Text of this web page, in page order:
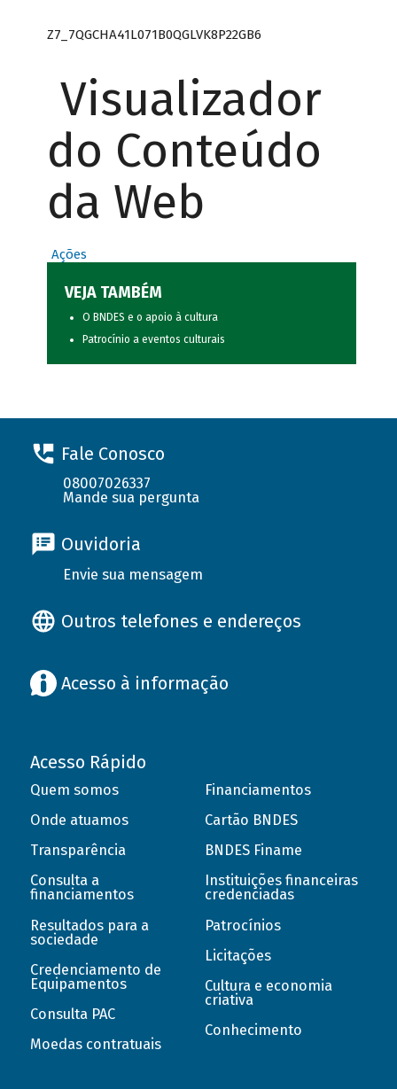
Z7_7QGCHA41L071B0QGLVK8P22GB6
Visualizador
do Conteúdo
da Web
Ações
VEJA TAMBÉM
O BNDES e o apoio à cultura
Patrocínio a eventos culturais
Fale Conosco
08007026337
Mande sua pergunta
Ouvidoria
Envie sua mensagem
Outros telefones e endereços
Acesso à informação
Acesso Rápido
Quem somos
Onde atuamos
Transparência
Consulta a
financiamentos
Resultados para a
sociedade
Credenciamento de
Equipamentos
Consulta PAC
Moedas contratuais
Financiamentos
Cartão BNDES
BNDES Finame
Instituições financeiras
credenciadas
Patrocínios
Licitações
Cultura e economia
criativa
Conhecimento